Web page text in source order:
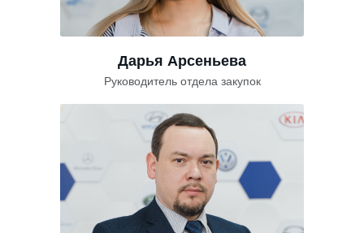
Дарья Арсеньева
Руководитель отдела закупок